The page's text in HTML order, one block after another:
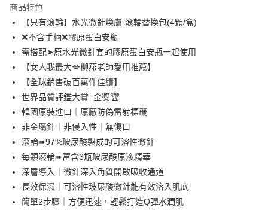
臺灣中小企業銀行
匯豐（台灣）商業銀行
華泰商業銀行
聯邦商業銀行
元大商業銀行
永豐商業銀行
玉山商業銀行
星展（台灣）商業銀行
台灣樂天信用卡公司
上海商業儲蓄銀行
國泰世華商業銀行
兆豐國際商業銀行
匯豐（台灣）商業銀行
聯邦商業銀行
遠東國際商業銀行
元大商業銀行
永豐商業銀行
玉山商業銀行
台新國際商業銀行
LINE Pay
Apple Pay
街口支付
悠遊付
Google Pay
全盈+PAY
AFTEE先享後付
相關說明
【關於「AFTEE先享後付」】
AFTEE先享後付是「在收到商品之後才付款」的支付方式。 讓您購物簡單
便利好安心！
１．簡單：不需註冊會員、不需綁卡、不需儲值。
ATM付款
運送方式
商品特色
【只有滾輪】水光微針煥膚-滾輪替換包(4顆/盒)
❌不含手柄❌膠原蛋白安瓶
需搭配➤原水光微針套的膠原蛋白安瓶一起使用
【女人我最大💋柳燕老師愛用推薦】
【全球銷售破百萬件佳績】
世界品質評鑑大賞–金獎🏆
韓國原裝進口｜原廠防偽雷射標籤
非金屬針｜非侵入性｜無傷口
滾輪➠97%玻尿酸製成的可溶性微針
每顆滾輪➠富含3瓶玻尿酸原液精華
深層導入｜微針深入角質開啟吸收通道
長效保濕｜可溶性玻尿酸微針能有效溶入肌底
簡單2步驟｜方便迅速，輕鬆打造Q彈水潤肌